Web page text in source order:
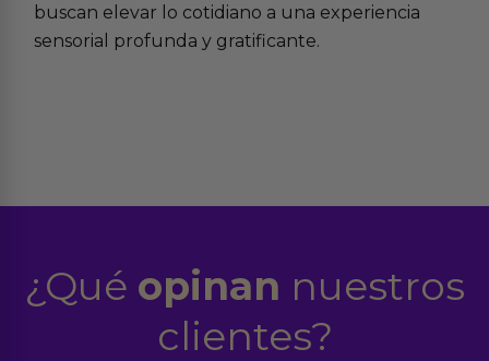
buscan elevar lo cotidiano a una experiencia
sensorial profunda y gratificante.
¿Qué opinan nuestros
clientes?